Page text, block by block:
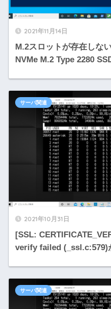
2021年11月14日
M.2スロットが存在しな
NVMe M.2 Type 2280
2021年10月31日
[SSL:
verify failed (_ssl.c:579)
サーバ関連
サーバ関連